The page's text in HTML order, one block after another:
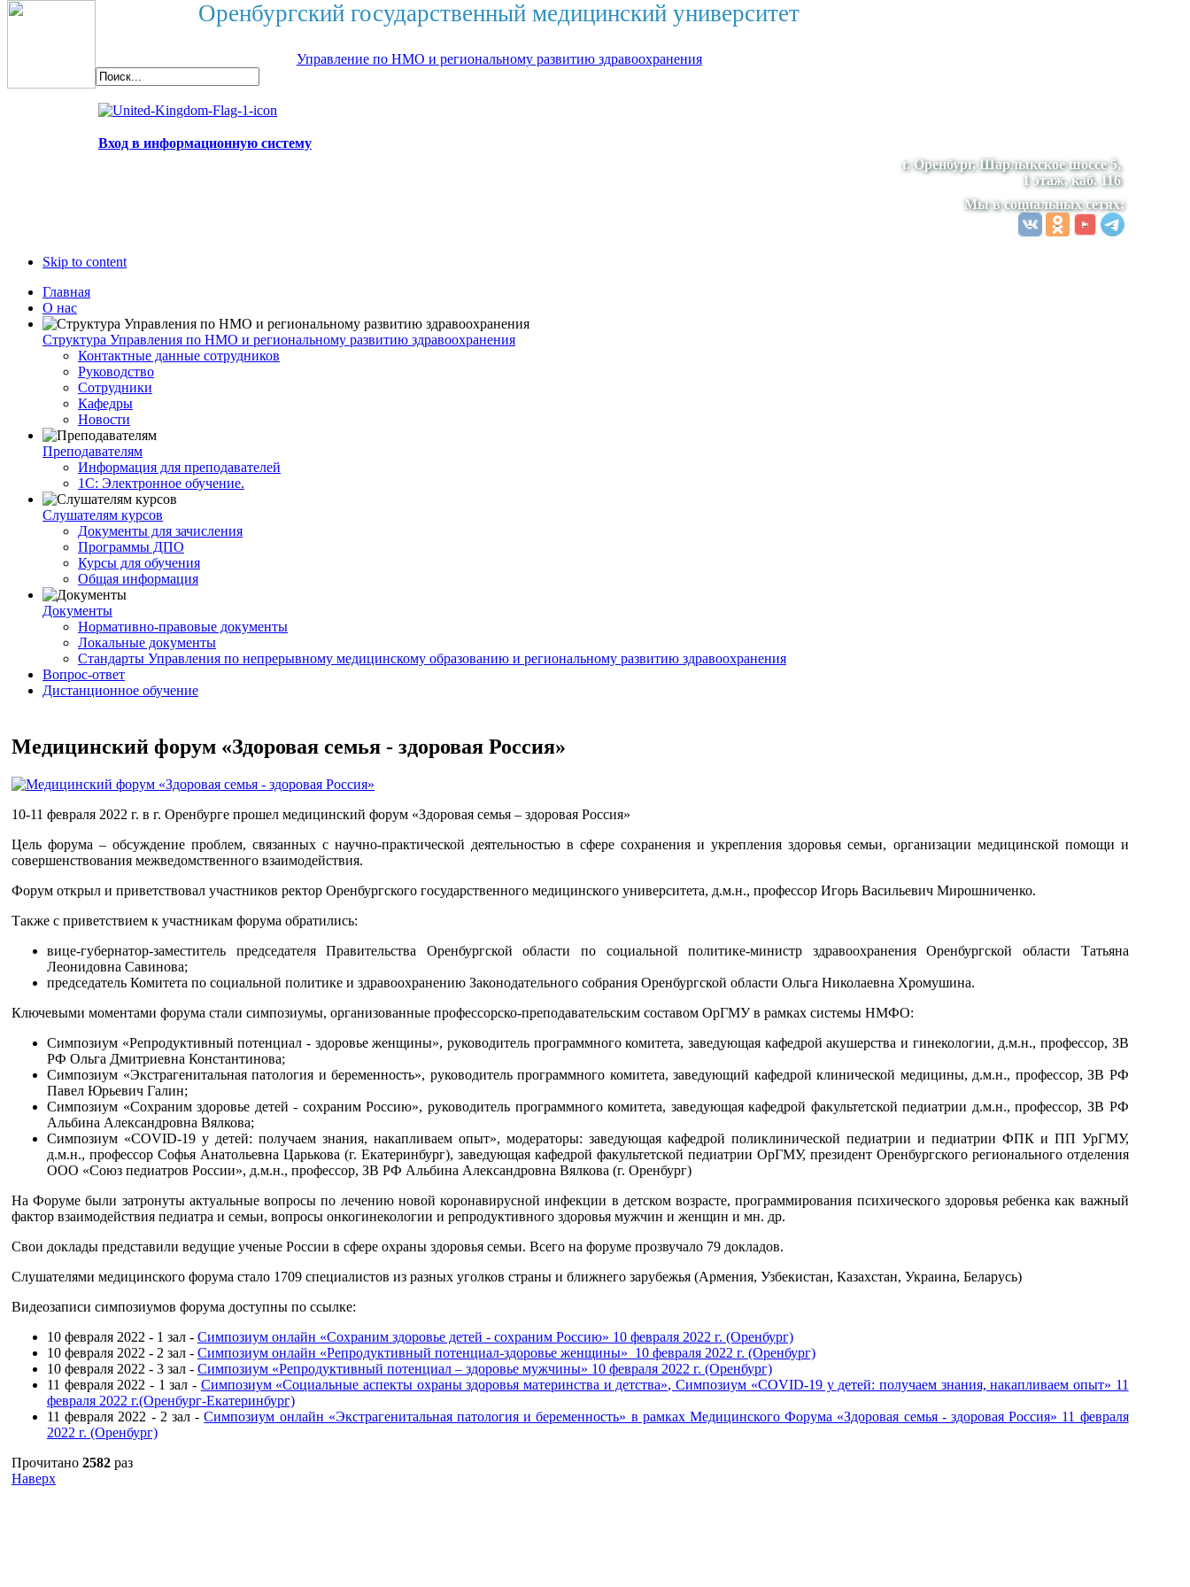
Оренбургский государственный медицинский университет
Управление по НМО и региональному развитию здравоохранения
Вход в информационную систему
г. Оренбург, Шарлыкское шоссе 5,
1 этаж, каб. 116
Мы в социальных сетях:
Skip to content
Главная
О нас
Структура Управления по НМО и региональному развитию здравоохранения
Контактные данные сотрудников
Руководство
Сотрудники
Кафедры
Новости
Преподавателям
Информация для преподавателей
1С: Электронное обучение.
Слушателям курсов
Документы для зачисления
Программы ДПО
Курсы для обучения
Общая информация
Документы
Нормативно-правовые документы
Локальные документы
Стандарты Управления по непрерывному медицинскому образованию и региональному развитию здравоохранения
Вопрос-ответ
Дистанционное обучение
Медицинский форум «Здоровая семья - здоровая Россия»
10-11 февраля 2022 г. в г. Оренбурге прошел медицинский форум «Здоровая семья – здоровая Россия»
Цель форума – обсуждение проблем, связанных с научно-практической деятельностью в сфере сохранения и укрепления здоровья семьи, организации медицинской помощи и
совершенствования межведомственного взаимодействия.
Форум открыл и приветствовал участников ректор Оренбургского государственного медицинского университета, д.м.н., профессор Игорь Васильевич Мирошниченко.
Также с приветствием к участникам форума обратились:
вице-губернатор-заместитель председателя Правительства Оренбургской области по социальной политике-министр здравоохранения Оренбургской области Татьяна
Леонидовна Савинова;
председатель Комитета по социальной политике и здравоохранению Законодательного собрания Оренбургской области Ольга Николаевна Хромушина.
Ключевыми моментами форума стали симпозиумы, организованные профессорско-преподавательским составом ОрГМУ в рамках системы НМФО:
Симпозиум «Репродуктивный потенциал - здоровье женщины», руководитель программного комитета, заведующая кафедрой акушерства и гинекологии, д.м.н., профессор, ЗВ
РФ Ольга Дмитриевна Константинова;
Симпозиум «Экстрагенитальная патология и беременность», руководитель программного комитета, заведующий кафедрой клинической медицины, д.м.н., профессор, ЗВ РФ
Павел Юрьевич Галин;
Симпозиум «Сохраним здоровье детей - сохраним Россию», руководитель программного комитета, заведующая кафедрой факультетской педиатрии д.м.н., профессор, ЗВ РФ
Альбина Александровна Вялкова;
Симпозиум «COVID-19 у детей: получаем знания, накапливаем опыт», модераторы: заведующая кафедрой поликлинической педиатрии и педиатрии ФПК и ПП УрГМУ,
д.м.н., профессор Софья Анатольевна Царькова (г. Екатеринбург), заведующая кафедрой факультетской педиатрии ОрГМУ, президент Оренбургского регионального отделения
ООО «Союз педиатров России», д.м.н., профессор, ЗВ РФ Альбина Александровна Вялкова (г. Оренбург)
На Форуме были затронуты актуальные вопросы по лечению новой коронавирусной инфекции в детском возрасте, программирования психического здоровья ребенка как важный
фактор взаимодействия педиатра и семьи, вопросы онкогинекологии и репродуктивного здоровья мужчин и женщин и мн. др.
Свои доклады представили ведущие ученые России в сфере охраны здоровья семьи. Всего на форуме прозвучало 79 докладов.
Слушателями медицинского форума стало 1709 специалистов из разных уголков страны и ближнего зарубежья (Армения, Узбекистан, Казахстан, Украина, Беларусь)
Видеозаписи симпозиумов форума доступны по ссылке:
10 февраля 2022 - 1 зал - Симпозиум онлайн «Сохраним здоровье детей - сохраним Россию» 10 февраля 2022 г. (Оренбург)
10 февраля 2022 - 2 зал - Симпозиум онлайн «Репродуктивный потенциал-здоровье женщины» 10 февраля 2022 г. (Оренбург)
10 февраля 2022 - 3 зал - Симпозиум «Репродуктивный потенциал – здоровье мужчины» 10 февраля 2022 г. (Оренбург)
11 февраля 2022 - 1 зал - Симпозиум «Социальные аспекты охраны здоровья материнства и детства», Симпозиум «COVID-19 у детей: получаем знания, накапливаем опыт» 11
февраля 2022 г.(Оренбург-Екатеринбург)
11 февраля 2022 - 2 зал -Симпозиум онлайн «Экстрагенитальная патология и беременность» в рамках Медицинского Форума «Здоровая семья - здоровая Россия» 11 февраля
2022 г. (Оренбург)
Прочитано 2582 раз
Наверх